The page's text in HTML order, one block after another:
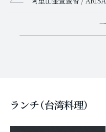
ランチ（台湾料理）